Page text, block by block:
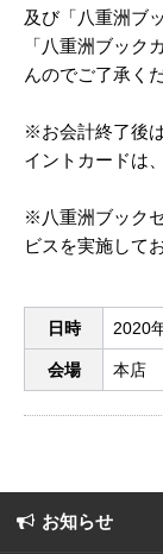
及び「八重洲ブ
「八重洲ブック
んのでご了承く
※お会計終了後
イントカードは
※八重洲ブック
ビスを実施して
日時 2020
会場 本店
お知らせ